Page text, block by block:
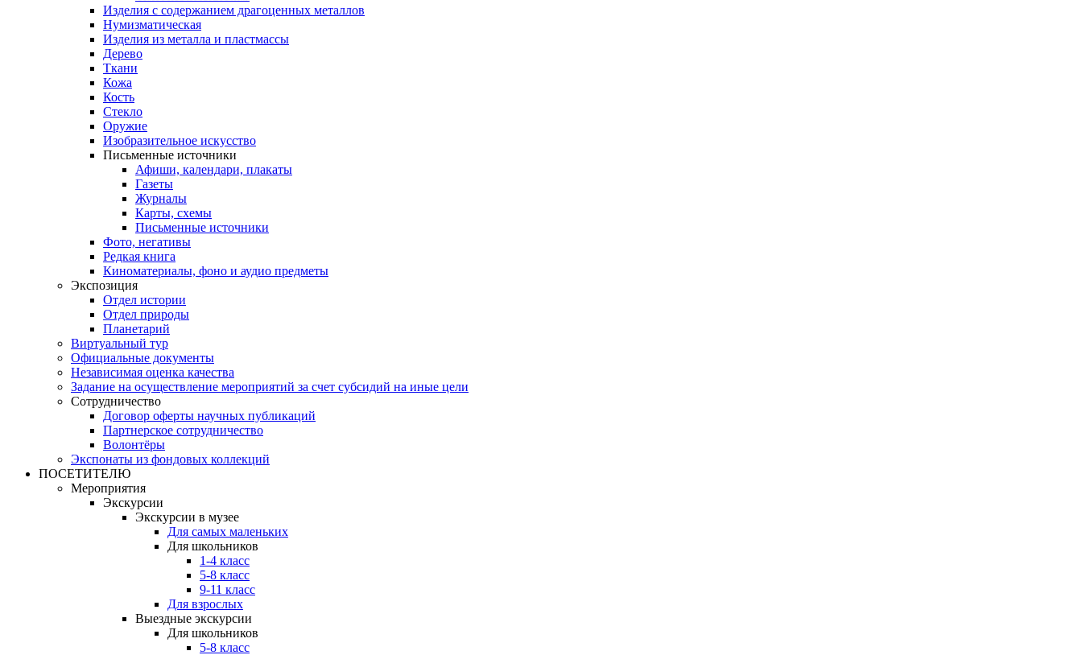
Изделия с содержанием драгоценных металлов
Нумизматическая
Изделия из металла и пластмассы
Дерево
Ткани
Кожа
Кость
Стекло
Оружие
Изобразительное искусство
Письменные источники
Афиши, календари, плакаты
Газеты
Журналы
Карты, схемы
Письменные источники
Фото, негативы
Редкая книга
Киноматериалы, фоно и аудио предметы
Экспозиция
Отдел истории
Отдел природы
Планетарий
Виртуальный тур
Официальные документы
Независимая оценка качества
Задание на осуществление мероприятий за счет субсидий на иные цели
Сотрудничество
Договор оферты научных публикаций
Партнерское сотрудничество
Волонтёры
Экспонаты из фондовых коллекций
ПОСЕТИТЕЛЮ
Мероприятия
Экскурсии
Экскурсии в музее
Для самых маленьких
Для школьников
1-4 класс
5-8 класс
9-11 класс
Для взрослых
Выездные экскурсии
Для школьников
5-8 класс